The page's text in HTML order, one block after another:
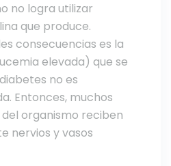
no logra utilizar
que produce.
consecuencias es la
elevada) que se
no es
Entonces, muchos
organismo reciben
nervios y vasos